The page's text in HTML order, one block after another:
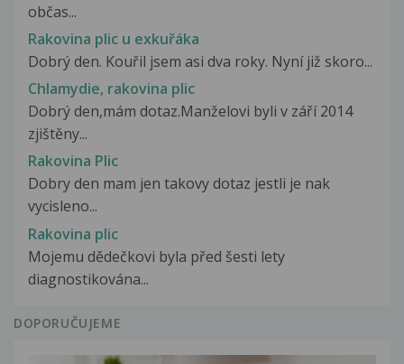
občas...
Rakovina plic u exkuřáka
Dobrý den. Kouřil jsem asi dva roky. Nyní již skoro...
Chlamydie, rakovina plic
Dobrý den,mám dotaz.Manželovi byli v září 2014
zjištěny...
Rakovina Plic
Dobry den mam jen takovy dotaz jestli je nak
vycisleno...
Rakovina plic
Mojemu dědečkovi byla před šesti lety
diagnostikována...
DOPORUČUJEME